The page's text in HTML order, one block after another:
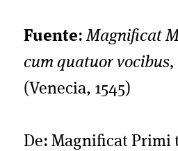
Fuente:Magnificat
cum quatuor
(Venecia, 1545)
De: Magnificat Primi